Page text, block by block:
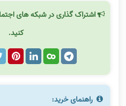
اشتراک گذاری در شبکه های
کنید.
راهنمای خرید: